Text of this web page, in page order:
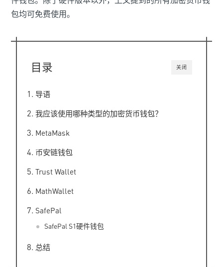
包均可免费使用。
关闭
目录
导语
我应该使用哪种类型的加密货币钱包？
MetaMask
币安链钱包
Trust Wallet
MathWallet
SafePal
SafePal S1硬件钱包
总结